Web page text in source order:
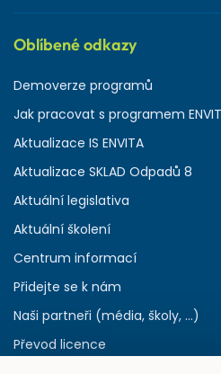
Oblíbené odkazy
Demoverze programů
Jak pracovat s programem
Aktualizace IS ENVITA
Aktualizace SKLAD Odpadů 8
Aktuální legislativa
Aktuální školení
Centrum informací
Přidejte se k nám
Naši partneři (média, školy, ...)
Převod licence